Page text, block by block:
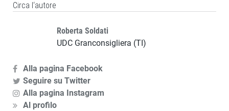
Circa l‘autore
Roberta Soldati
UDC Granconsigliera (TI)
Alla pagina Facebook
Seguire su Twitter
Alla pagina Instagram
Al profilo